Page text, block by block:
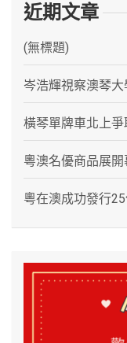
近期文章
(無標題)
岑浩輝視察澳琴
橫琴單牌車北上
粵澳名優商品展
粵在澳成功發行